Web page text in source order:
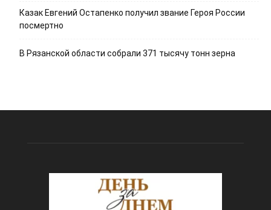
Казак Евгений Остапенко получил звание Героя России
посмертно
В Рязанской области собрали 371 тысячу тонн зерна